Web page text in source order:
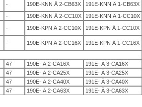
- 190E-KNN Ä 2-CB63X
191E-KNN Ä 1-CB63X
- 190E-KNN Ä 2-CC10X
191E-KNN Ä 1-CC10X
- 190E-KPN Ä 2-CC10X 191E-KPN Ä 1-CC10X
- 190E-KPN Ä 2-CC16X
191E-KPN Ä 1-CC16X
47 190E- Ä 2-CA16X
191E- Ä 3-CA16X
47 190E- Ä 2-CA25X
191E- Ä 3-CA25X
47 190E- Ä 2-CA40X
191E- Ä 3-CA40X
47 190E- Ä 2-CA63X 191E- Ä 3-CA63X